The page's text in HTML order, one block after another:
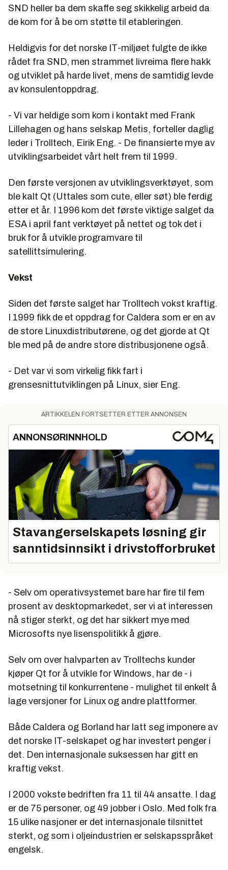
SND heller ba dem skaffe seg skikkelig arbeid da
de kom for å be om støtte til etableringen.
Heldigvis for det norske IT-miljøet fulgte de ikke
rådet fra SND, men strammet livreima flere hakk
og utviklet på harde livet, mens de samtidig levde
av konsulentoppdrag.
- Vi var heldige som kom i kontakt med Frank
Lillehagen og hans selskap Metis, forteller daglig
leder i Trolltech, Eirik Eng. - De finansierte mye av
utviklingsarbeidet vårt helt frem til 1999.
Den første versjonen av utviklingsverktøyet, som
ble kalt Qt (Uttales som cute, eller søt) ble ferdig
etter et år. I 1996 kom det første viktige salget da
ESA i april fant verktøyet på nettet og tok det i
bruk for å utvikle programvare til
satellittsimulering.
Vekst
Siden det første salget har Trolltech vokst kraftig.
I 1999 fikk de et oppdrag for Caldera som er en av
de store Linuxdistributørene, og det gjorde at Qt
ble med på de andre store distribusjonene også.
- Det var vi som virkelig fikk fart i
grensesnittutviklingen på Linux, sier Eng.
ARTIKKELEN FORTSETTER ETTER ANNONSEN
ANNONSØRINNHOLD
Stavangerselskapets løsning gir
sanntidsinnsikt i drivstofforbruket
- Selv om operativsystemet bare har fire til fem
prosent av desktopmarkedet, ser vi at interessen
nå stiger sterkt, og det har sikkert mye med
Microsofts nye lisenspolitikk å gjøre.
Selv om over halvparten av Trolltechs kunder
kjøper Qt for å utvikle for Windows, har de - i
motsetning til konkurrentene - mulighet til enkelt å
lage versjoner for Linux og andre plattformer.
Både Caldera og Borland har latt seg imponere av
det norske IT-selskapet og har investert penger i
det. Den internasjonale suksessen har gitt en
kraftig vekst.
I 2000 vokste bedriften fra 11 til 44 ansatte. I dag
er de 75 personer, og 49 jobber i Oslo. Med folk fra
15 ulike nasjoner er det internasjonale tilsnittet
sterkt, og som i oljeindustrien er selskapsspråket
engelsk.